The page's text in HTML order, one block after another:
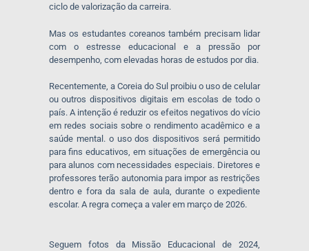
ciclo de valorização da carreira.
Mas os estudantes coreanos também precisam lidar
com o estresse educacional e a pressão por
desempenho, com elevadas horas de estudos por dia.
Recentemente, a Coreia do Sul proibiu o uso de celular
ou outros dispositivos digitais em escolas de todo o
país. A intenção é reduzir os efeitos negativos do vício
em redes sociais sobre o rendimento acadêmico e a
saúde mental. o uso dos dispositivos será permitido
para fins educativos, em situações de emergência ou
para alunos com necessidades especiais. Diretores e
professores terão autonomia para impor as restrições
dentro e fora da sala de aula, durante o expediente
escolar. A regra começa a valer em março de 2026.
Seguem fotos da Missão Educacional de 2024,